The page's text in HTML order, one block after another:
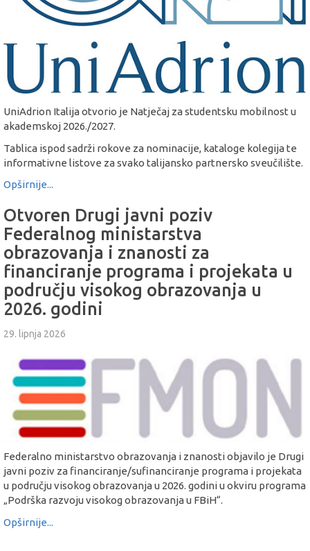
UniAdrion Italija otvorio je Natječaj za studentsku mobilnost u
akademskoj 2026./2027.
Tablica ispod sadrži rokove za nominacije, kataloge kolegija te
informativne listove za svako talijansko partnersko sveučilište.
Opširnije...
Otvoren Drugi javni poziv
Federalnog ministarstva
obrazovanja i znanosti za
financiranje programa i projekata u
području visokog obrazovanja u
2026. godini
29. lipnja 2026
Federalno ministarstvo obrazovanja i znanosti objavilo je Drugi
javni poziv za financiranje/sufinanciranje programa i projekata
u području visokog obrazovanja u 2026. godini u okviru programa
„Podrška razvoju visokog obrazovanja u FBiH“.
Opširnije...